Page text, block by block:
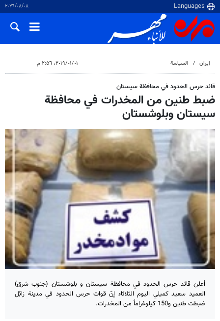
٠٨‏/٠٨‏/٢٠٢٦
إيران السياسة ٠١‏/٠١‏/٢٠١٩، ٢:٥٦ م
قائد حرس الحدود في محافظة سيستان
ضبط طنين من المخدرات في محافظة
سيستان وبلوشستان
أعلن قائد حرس الحدود في محافظة سيستان و بلوشستان (جنوب شرق)
العميد سعيد كميلي اليوم الثلاثاء إنّ قوات حرس الحدود في مدينة زابُل
ضبطت طنين و150 كيلوغراماً من المخدرات.